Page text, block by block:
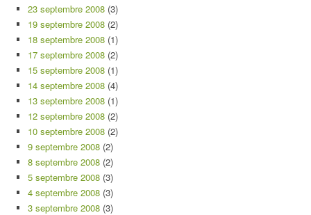
23 septembre 2008 (3)
19 septembre 2008 (2)
18 septembre 2008 (1)
17 septembre 2008 (2)
15 septembre 2008 (1)
14 septembre 2008 (4)
13 septembre 2008 (1)
12 septembre 2008 (2)
10 septembre 2008 (2)
9 septembre 2008 (2)
8 septembre 2008 (2)
5 septembre 2008 (3)
4 septembre 2008 (3)
3 septembre 2008 (3)